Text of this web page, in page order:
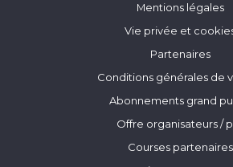
Mentions légales
Vie privée et
Partenaires
Conditions générales de
Abonnements grand
Offre organisateurs /
Courses partenaires